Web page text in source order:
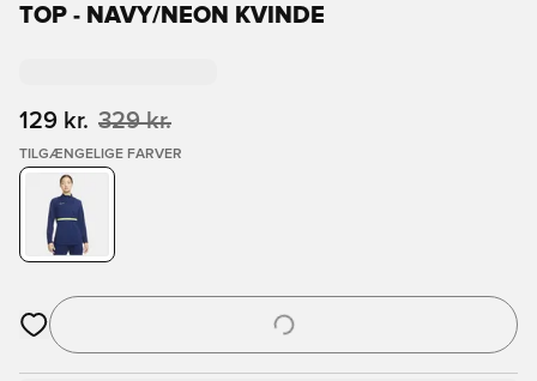
TOP - NAVY/NEON KVINDE
129 kr. 329 kr.
TILGÆNGELIGE FARVER
Åbner en Modal til at logge ind eller tilmelde dig som medlem